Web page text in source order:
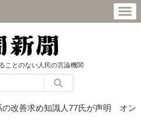
ことのない人民の言論機関
改善求め知識人77氏が声明 オン